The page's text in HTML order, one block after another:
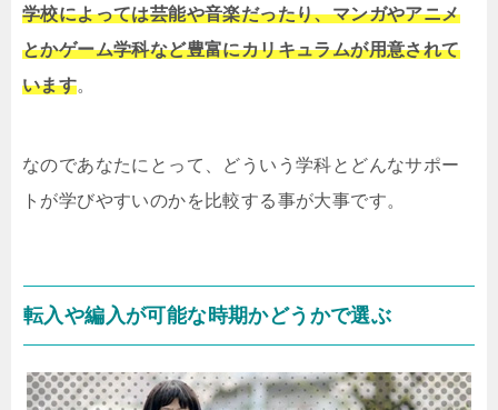
学校によっては芸能や音楽だったり、マンガやアニメ
とかゲーム学科など豊富にカリキュラムが用意されて
います。
なのであなたにとって、どういう学科とどんなサポー
トが学びやすいのかを比較する事が大事です。
転入や編入が可能な時期かどうかで選ぶ